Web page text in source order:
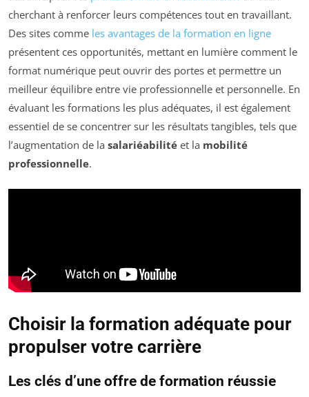
cherchant à renforcer leurs compétences tout en travaillant.
Des sites comme les avantages de la formation en ligne
présentent ces opportunités, mettant en lumière comment le
format numérique peut ouvrir des portes et permettre un
meilleur équilibre entre vie professionnelle et personnelle. En
évaluant les formations les plus adéquates, il est également
essentiel de se concentrer sur les résultats tangibles, tels que
l’augmentation de la salariéabilité et la mobilité
professionnelle.
Choisir la formation adéquate pour
propulser votre carrière
Les clés d’une offre de formation réussie